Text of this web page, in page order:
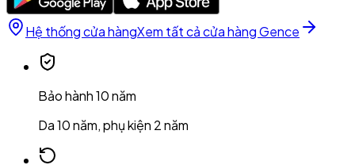
Hệ thống cửa hàngXem tất cả cửa hàng Gence
Bảo hành 10 năm
Da 10 năm, phụ kiện 2 năm